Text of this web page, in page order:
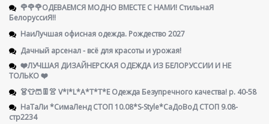
🌹🌹🌹ОДЕВАЕМСЯ МОДНО ВМЕСТЕ С НАМИ! СтильнаЯ
БелоруссиЯ‼
НаиЛучшая офисная одежда. Рождество 2027
Дачный арсенал - всё для красоты и урожая!
❤️ЛУЧШАЯ ДИЗАЙНЕРСКАЯ ОДЕЖДА ИЗ БЕЛОРУССИИ И НЕ
ТОЛЬКО ❤️
👗👕🩳👖👚 V*I*L*A*T*T*E Одежда Безупречного качества! р. 40-58
НаТаЛи *СимаЛенд СТОП 10.08*S-Style*СаДоВоД СТОП 9.08-
стр2234